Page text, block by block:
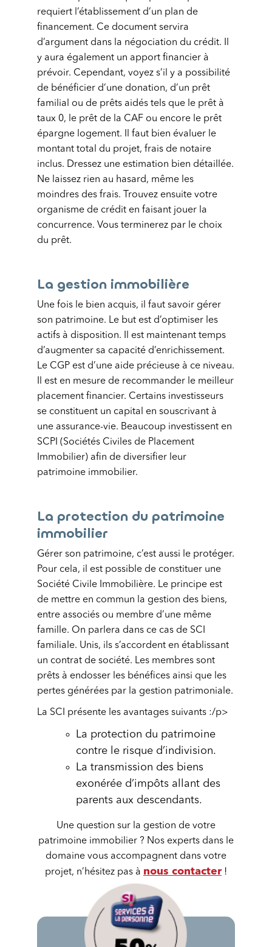
requiert l’établissement d’un plan de
financement. Ce document servira
d’argument dans la négociation du crédit. Il
y aura également un apport financier à
prévoir. Cependant, voyez s’il y a possibilité
de bénéficier d’une donation, d’un prêt
familial ou de prêts aidés tels que le prêt à
taux 0, le prêt de la CAF ou encore le prêt
épargne logement. Il faut bien évaluer le
montant total du projet, frais de notaire
inclus. Dressez une estimation bien détaillée.
Ne laissez rien au hasard, même les
moindres des frais. Trouvez ensuite votre
organisme de crédit en faisant jouer la
concurrence. Vous terminerez par le choix
du prêt.
La gestion immobilière
Une fois le bien acquis, il faut savoir gérer
son patrimoine. Le but est d’optimiser les
actifs à disposition. Il est maintenant temps
d’augmenter sa capacité d’enrichissement.
Le CGP est d’une aide précieuse à ce niveau.
Il est en mesure de recommander le meilleur
placement financier. Certains investisseurs
se constituent un capital en souscrivant à
une assurance-vie. Beaucoup investissent en
SCPI (Sociétés Civiles de Placement
Immobilier) afin de diversifier leur
patrimoine immobilier.
La protection du patrimoine
immobilier
Gérer son patrimoine, c’est aussi le protéger.
Pour cela, il est possible de constituer une
Société Civile Immobilière. Le principe est
de mettre en commun la gestion des biens,
entre associés ou membre d’une même
famille. On parlera dans ce cas de SCI
familiale. Unis, ils s’accordent en établissant
un contrat de société. Les membres sont
prêts à endosser les bénéfices ainsi que les
pertes générées par la gestion patrimoniale.
La SCI présente les avantages suivants :/p>
La protection du patrimoine
contre le risque d’indivision.
La transmission des biens
exonérée d’impôts allant des
parents aux descendants.
Une question sur la gestion de votre
patrimoine immobilier ? Nos experts dans le
domaine vous accompagnent dans votre
projet, n’hésitez pas à nous contacter !